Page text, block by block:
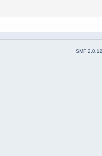
SMF 2.0.12